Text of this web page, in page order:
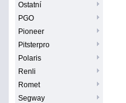
Ostatní
PGO
Pioneer
Pitsterpro
Polaris
Renli
Romet
Segway